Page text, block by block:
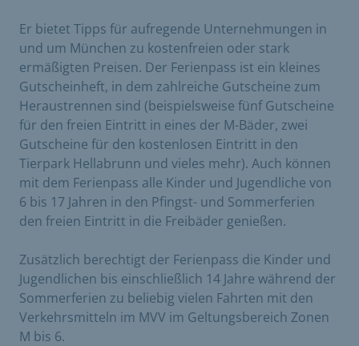
Er bietet Tipps für aufregende Unternehmungen in
und um München zu kostenfreien oder stark
ermäßigten Preisen. Der Ferienpass ist ein kleines
Gutscheinheft, in dem zahlreiche Gutscheine zum
Heraustrennen sind (beispielsweise fünf Gutscheine
für den freien Eintritt in eines der M-Bäder, zwei
Gutscheine für den kostenlosen Eintritt in den
Tierpark Hellabrunn und vieles mehr). Auch können
mit dem Ferienpass alle Kinder und Jugendliche von
6 bis 17 Jahren in den Pfingst- und Sommerferien
den freien Eintritt in die Freibäder genießen.
Zusätzlich berechtigt der Ferienpass die Kinder und
Jugendlichen bis einschließlich 14 Jahre während der
Sommerferien zu beliebig vielen Fahrten mit den
Verkehrsmitteln im MVV im Geltungsbereich Zonen
M bis 6.